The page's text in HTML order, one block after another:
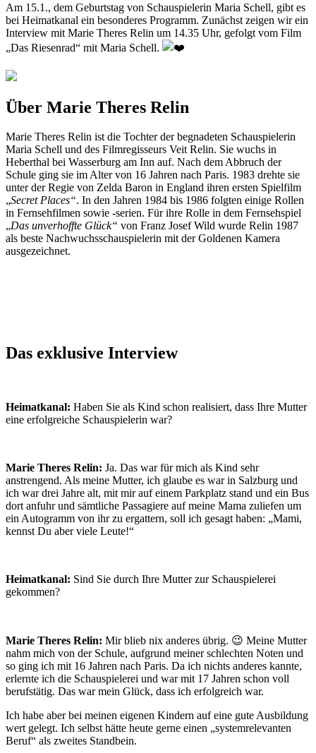
Am 15.1., dem Geburtstag von Schauspielerin Maria Schell, gibt es
bei Heimatkanal ein besonderes Programm. Zunächst zeigen wir ein
Interview mit Marie Theres Relin um 14.35 Uhr, gefolgt vom Film
„Das Riesenrad“ mit Maria Schell.
Über Marie Theres Relin
Marie Theres Relin ist die Tochter der begnadeten Schauspielerin
Maria Schell und des Filmregisseurs Veit Relin. Sie wuchs in
Heberthal bei Wasserburg am Inn auf. Nach dem Abbruch der
Schule ging sie im Alter von 16 Jahren nach Paris. 1983 drehte sie
unter der Regie von Zelda Baron in England ihren ersten Spielfilm
„Secret Places“. In den Jahren 1984 bis 1986 folgten einige Rollen
in Fernsehfilmen sowie -serien. Für ihre Rolle in dem Fernsehspiel
„Das unverhoffte Glück“ von Franz Josef Wild wurde Relin 1987
als beste Nachwuchsschauspielerin mit der Goldenen Kamera
ausgezeichnet.
Das exklusive Interview
Heimatkanal: Haben Sie als Kind schon realisiert, dass Ihre Mutter
eine erfolgreiche Schauspielerin war?
Marie Theres Relin: Ja. Das war für mich als Kind sehr
anstrengend. Als meine Mutter, ich glaube es war in Salzburg und
ich war drei Jahre alt, mit mir auf einem Parkplatz stand und ein Bus
dort anfuhr und sämtliche Passagiere auf meine Mama zuliefen um
ein Autogramm von ihr zu ergattern, soll ich gesagt haben: „Mami,
kennst Du aber viele Leute!“
Heimatkanal: Sind Sie durch Ihre Mutter zur Schauspielerei
gekommen?
Marie Theres Relin: Mir blieb nix anderes übrig. 😉 Meine Mutter
nahm mich von der Schule, aufgrund meiner schlechten Noten und
so ging ich mit 16 Jahren nach Paris. Da ich nichts anderes kannte,
erlernte ich die Schauspielerei und war mit 17 Jahren schon voll
berufstätig. Das war mein Glück, dass ich erfolgreich war.
Ich habe aber bei meinen eigenen Kindern auf eine gute Ausbildung
wert gelegt. Ich selbst hätte heute gerne einen „systemrelevanten
Beruf“ als zweites Standbein.